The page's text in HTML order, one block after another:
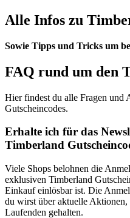
Alle Infos zu
Sowie Tipps und Tricks um
FAQ rund um den
Hier findest du alle Fragen und
Gutscheincodes.
Erhalte ich für das
Timberland
Viele Shops belohnen die
exklusiven Timberland
Einkauf einlösbar ist. Die
du wirst über aktuelle Aktionen,
Laufenden gehalten.